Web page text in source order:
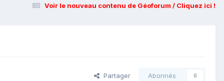
Voir le nouveau contenu de Géoforum / Cliquez ici !
Partager Abonnés 0